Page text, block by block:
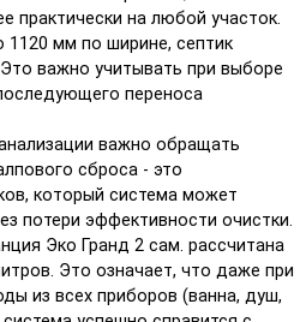
практически на любой участок.
1120 мм по ширине, септик
важно учитывать при выборе
переноса
важно обращать
сброса - это
который система может
потери эффективности очистки.
Эко Гранд 2 сам. рассчитана
Это означает, что даже при
из всех приборов (ванна, душ,